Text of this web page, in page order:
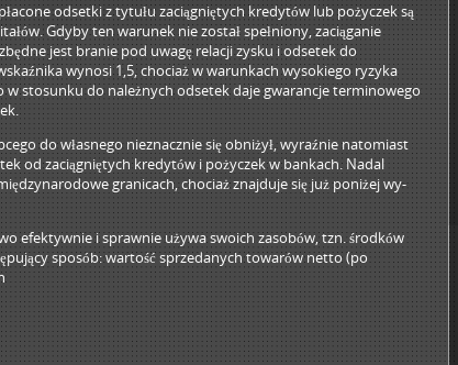
odsetki z tytułu zaciągniętych kredytów lub pożyczek są
Gdyby ten warunek nie został spełniony, zaciąganie
jest branie pod uwagę relacji zysku i odsetek do
wynosi 1,5, chociaż w warunkach wysokiego ryzyka
stosunku do należnych odsetek daje gwarancje terminowego
do własnego nieznacznie się obniżył, wyraźnie natomiast
od zaciągniętych kredytów i pożyczek w bankach. Nadal
granicach, chociaż znajduje się już poniżej wy-
efektywnie i sprawnie używa swoich zasobów, tzn. środków
sposób: wartość sprzedanych towarów netto (po